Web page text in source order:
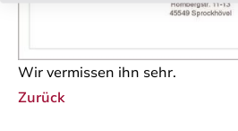
Wir vermissen ihn sehr.
Zurück